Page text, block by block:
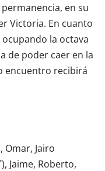
en su
Victoria. En cuanto
la octava
de poder caer en la
encuentro recibirá
Omar, Jairo
Jaime, Roberto,